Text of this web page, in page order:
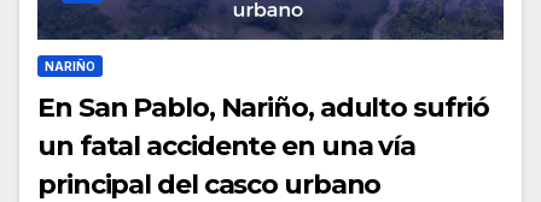
NARIÑO
En San Pablo, Nariño, adulto sufrió
un fatal accidente en una vía
principal del casco urbano